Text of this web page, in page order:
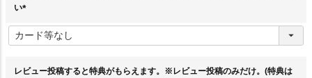
い
必
須
レビュー投稿すると特典がもらえます。※レビュー投稿のみだけ。(特典は